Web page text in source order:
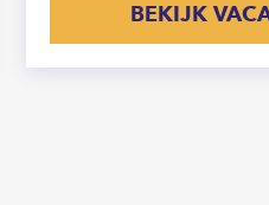
BEKIJK